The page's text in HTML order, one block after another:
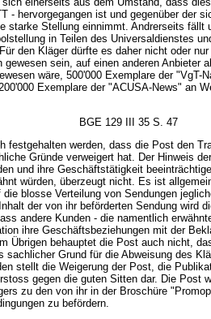
- hervorgegangen ist und gegenüber der
starke Stellung einnimmt. Andrerseits fällt
in Teilen des Universaldienstes
den Kläger dürfte es daher nicht oder
gewesen sein, auf einen anderen Anbieter
wäre, 500'000 Exemplare der "VgT-
Exemplare der "ACUSA-News" an
BGE 129 III 35 S. 47
festgehalten werden, dass die Post den
Gründe verweigert hat. Der Hinweis
und ihre Geschäftstätigkeit
würden, überzeugt nicht. Es ist
die blosse Verteilung von Sendungen
der von ihr beförderten Sendung wird
andere Kunden - die namentlich
ihre Geschäftsbeziehungen mit der
Übrigen behauptet die Post auch nicht,
sachlicher Grund für die Abweisung des
stellt die Weigerung der Post, die
gegen die guten Sitten dar. Die Post
zu den von ihr in der Broschüre
zu befördern.